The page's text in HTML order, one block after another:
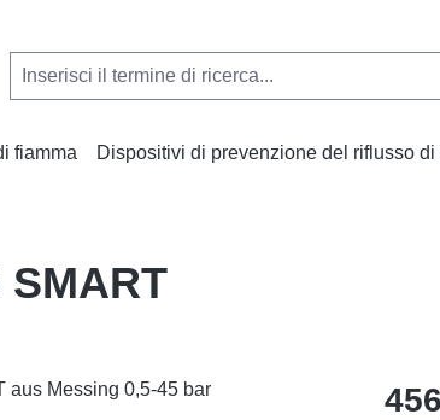
fiamma Dispositivi di prevenzione del riflusso di